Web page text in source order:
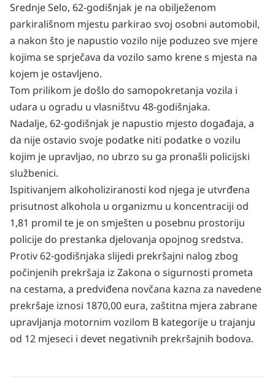
Srednje Selo, 62-godišnjak je na obilježenom
parkirališnom mjestu parkirao svoj osobni automobil,
a nakon što je napustio vozilo nije poduzeo sve mjere
kojima se sprječava da vozilo samo krene s mjesta na
kojem je ostavljeno.
Tom prilikom je došlo do samopokretanja vozila i
udara u ogradu u vlasništvu 48-godišnjaka.
Nadalje, 62-godišnjak je napustio mjesto događaja, a
da nije ostavio svoje podatke niti podatke o vozilu
kojim je upravljao, no ubrzo su ga pronašli policijski
službenici.
Ispitivanjem alkoholiziranosti kod njega je utvrđena
prisutnost alkohola u organizmu u koncentraciji od
1,81 promil te je on smješten u posebnu prostoriju
policije do prestanka djelovanja opojnog sredstva.
Protiv 62-godišnjaka slijedi prekršajni nalog zbog
počinjenih prekršaja iz Zakona o sigurnosti prometa
na cestama, a predviđena novčana kazna za navedene
prekršaje iznosi 1870,00 eura, zaštitna mjera zabrane
upravljanja motornim vozilom B kategorije u trajanju
od 12 mjeseci i devet negativnih prekršajnih bodova.